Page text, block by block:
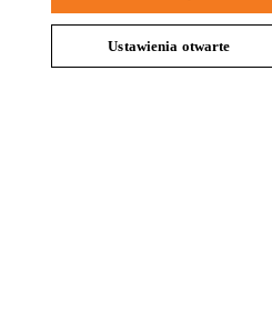
Ustawienia otwarte